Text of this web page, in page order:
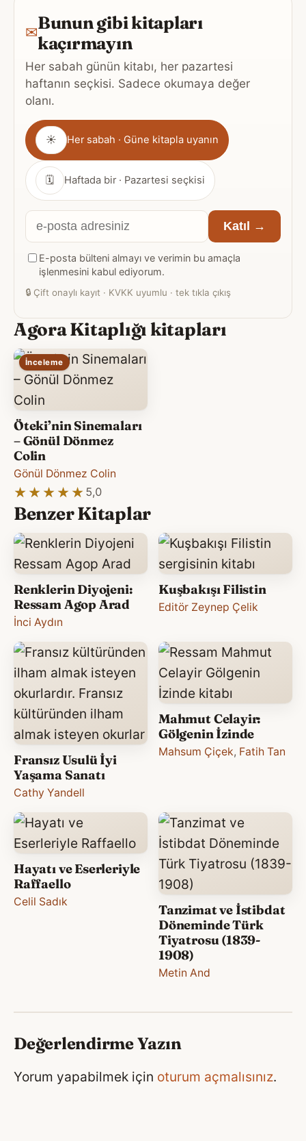
✉Bunun gibi kitapları
kaçırmayın
Her sabah günün kitabı, her pazartesi
haftanın seçkisi. Sadece okumaya değer
olanı.
Gönderim
sıklığı
☀ Her sabah · Güne kitapla uyanın
🗓 Haftada bir · Pazartesi seçkisi
E-
posta
adresiniz
Katıl →
E-posta bülteni almayı ve verimin bu amaçla
işlenmesini kabul ediyorum.
🔒 Çift onaylı kayıt · KVKK uyumlu · tek tıkla çıkış
Agora Kitaplığı kitapları
İnceleme
Öteki’nin Sinemaları
– Gönül Dönmez
Colin
Gönül Dönmez Colin
★★★★★
★★★★★ 5,0
Benzer Kitaplar
Renklerin Diyojeni:
Ressam Agop Arad
İnci Aydın
Kuşbakışı Filistin
Editör Zeynep Çelik
Fransız Usulü İyi
Yaşama Sanatı
Cathy Yandell
Mahmut Celayir:
Gölgenin İzinde
Mahsum Çiçek, Fatih Tan
Hayatı ve Eserleriyle
Raffaello
Celil Sadık
Tanzimat ve İstibdat
Döneminde Türk
Tiyatrosu (1839-
1908)
Metin And
Değerlendirme Yazın
Yorum yapabilmek için oturum açmalısınız.